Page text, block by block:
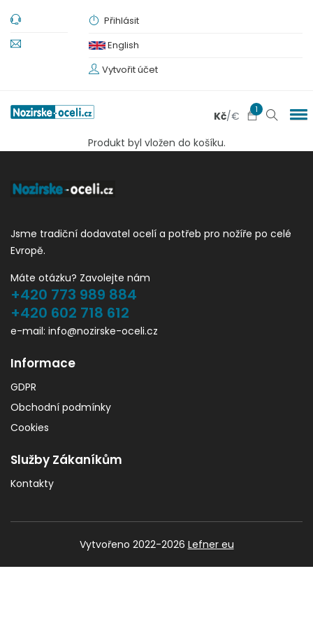
Přihlásit
English
Vytvořit účet
Kč/€ 1
Produkt byl vložen do košíku.
Jsme tradiční dodavatel ocelí a potřeb pro nožíře po celé
Evropě.
Máte otázku? Zavolejte nám
+420 773 989 884
+420 602 718 612
e-mail: info@nozirske-oceli.cz
Informace
GDPR
Obchodní podmínky
Cookies
Služby Zákaníkům
Kontakty
Vytvořeno 2022-2026 Lefner eu